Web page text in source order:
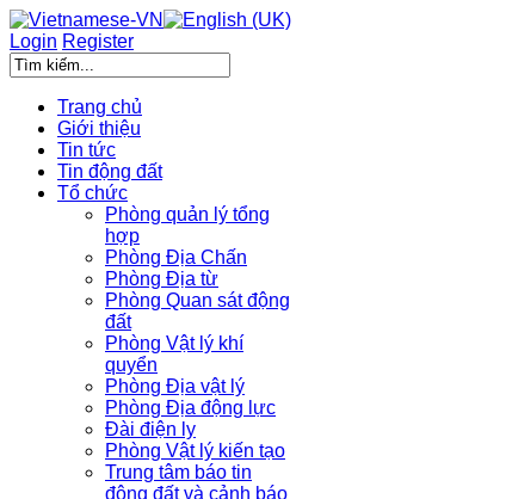
Login Register
Trang chủ
Giới thiệu
Tin tức
Tin động đất
Tổ chức
Phòng quản lý tổng
hợp
Phòng Địa Chấn
Phòng Địa từ
Phòng Quan sát động
đất
Phòng Vật lý khí
quyển
Phòng Địa vật lý
Phòng Địa động lực
Đài điện ly
Phòng Vật lý kiến tạo
Trung tâm báo tin
động đất và cảnh báo